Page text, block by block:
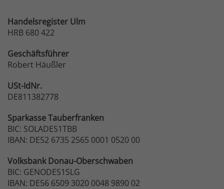
Handelsregister Ulm
HRB 680 422
Geschäftsführer
Robert Häußler
USt-IdNr.
DE811382778
SparkasseTauberfranken
BIC: SOLADES1TBB
IBAN: DE52 6735 2565 0001 0520 00
VolksbankDonau-Oberschwaben
BIC: GENODES1SLG
IBAN: DE56 6509 3020 0048 9890 02